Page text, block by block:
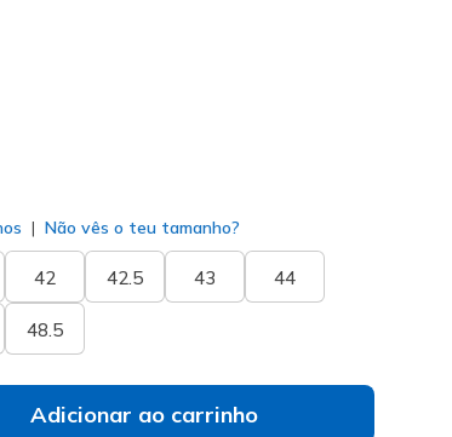
Não vês o teu tamanho?
42 42.5 43 44
48.5
Adicionar ao carrinho